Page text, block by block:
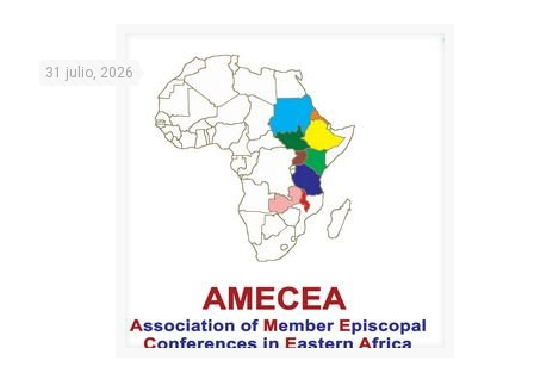
31 julio, 2026